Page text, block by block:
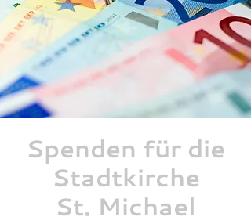
Spenden für die
Stadtkirche
St. Michael